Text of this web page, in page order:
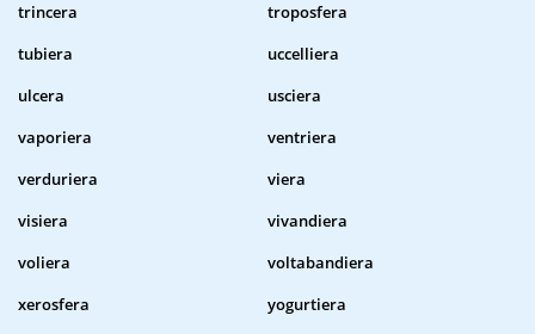
trincera
troposfera
tubiera
uccelliera
ulcera
usciera
vaporiera
ventriera
verduriera
viera
visiera
vivandiera
voliera
voltabandiera
xerosfera
yogurtiera